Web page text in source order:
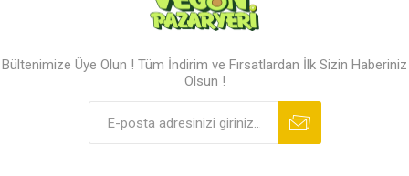
Bültenimize Üye Olun ! Tüm İndirim ve Fırsatlardan İlk Sizin Haberiniz
Olsun !